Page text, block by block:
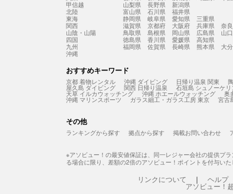
甲信越
山梨県 長野県
新潟県
北陸
富山県 石川県
福井県
東海
静岡県 岐阜県 愛知県
三重県
関西
滋賀県 京都府 大阪府 兵庫県 奈
山陰・山陽
鳥取県 島根県 岡山県 広島県
山
四国
徳島県 香川県 愛媛県
高知県
九州
福岡県 佐賀県 長崎県 熊本県 大
沖縄
おすすめキーワード
京都 着物レンタル 沖縄 ダイビング 日帰り温泉 関東
屋久島 ダイビング 関西 日帰り温泉 石垣島 シュノーケ
天草 イルカウォッチング 沖縄 ホエールウォッチング 奥
沖縄 マリンスポーツ ガラス細工・ガラス工房 東京 宮古
その他
ランキングから探す 拠点から探す 掲載お問い合わせ
※アソビュー！の最安値保証は、同一レジャー会社の提供プ
る場合に限り、差額の2倍のアソビュー！ポイントを付与い
リンクについて ヘルプ
アソビュー！